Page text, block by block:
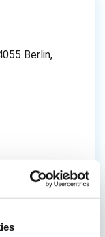
Berlin,